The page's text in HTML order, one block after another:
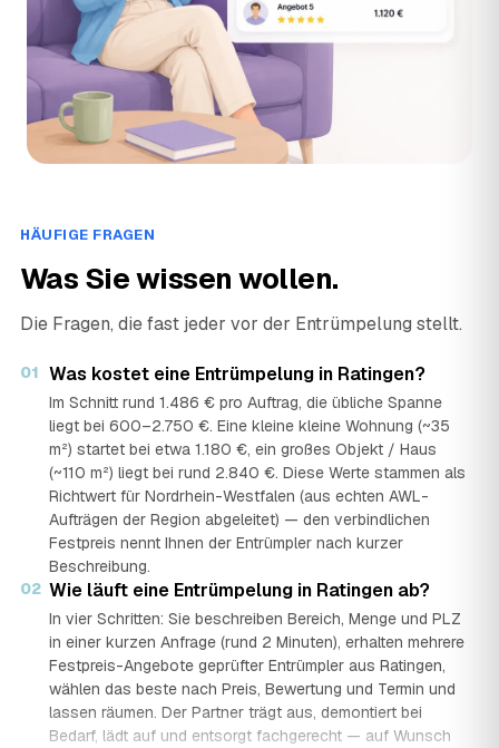
HÄUFIGE FRAGEN
Was Sie wissen wollen.
Die Fragen, die fast jeder vor der Entrümpelung stellt.
01 Was kostet eine Entrümpelung in Ratingen?
Im Schnitt rund 1.486 € pro Auftrag, die übliche Spanne
liegt bei 600–2.750 €. Eine kleine kleine Wohnung (~35
m²) startet bei etwa 1.180 €, ein großes Objekt / Haus
(~110 m²) liegt bei rund 2.840 €. Diese Werte stammen als
Richtwert für Nordrhein-Westfalen (aus echten AWL-
Aufträgen der Region abgeleitet) — den verbindlichen
Festpreis nennt Ihnen der Entrümpler nach kurzer
Beschreibung.
02 Wie läuft eine Entrümpelung in Ratingen ab?
In vier Schritten: Sie beschreiben Bereich, Menge und PLZ
in einer kurzen Anfrage (rund 2 Minuten), erhalten mehrere
Festpreis-Angebote geprüfter Entrümpler aus Ratingen,
wählen das beste nach Preis, Bewertung und Termin und
lassen räumen. Der Partner trägt aus, demontiert bei
Bedarf, lädt auf und entsorgt fachgerecht — auf Wunsch